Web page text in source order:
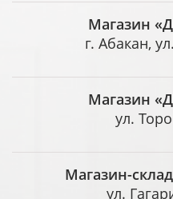
Магазин
г. Абакан,
Магазин
ул.
Магазин-
ул.